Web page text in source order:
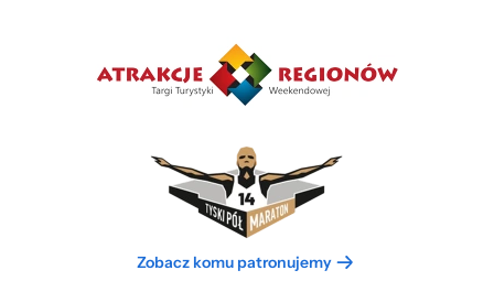
Zobacz komu patronujemy